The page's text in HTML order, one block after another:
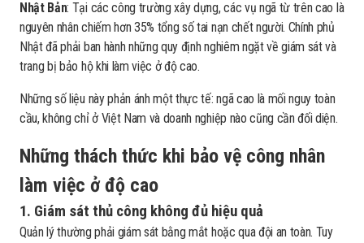
Nhật Bản: Tại các công trường xây dựng, các vụ ngã từ trên cao là
nguyên nhân chiếm hơn 35% tổng số tai nạn chết người. Chính phủ
Nhật đã phải ban hành những quy định nghiêm ngặt về giám sát và
trang bị bảo hộ khi làm việc ở độ cao.
Những số liệu này phản ánh một thực tế: ngã cao là mối nguy toàn
cầu, không chỉ ở Việt Nam và doanh nghiệp nào cũng cần đối diện.
Những thách thức khi bảo vệ công nhân
làm việc ở độ cao
1. Giám sát thủ công không đủ hiệu quả
Quản lý thường phải giám sát bằng mắt hoặc qua đội an toàn. Tuy